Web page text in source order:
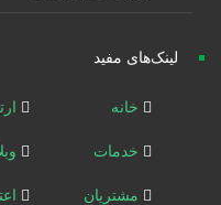
لینک‌های مفید
خانه
خدمات
مشتریان